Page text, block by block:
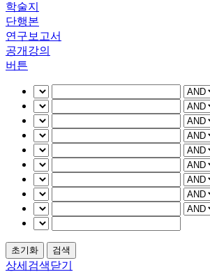
학술지
단행본
연구보고서
공개강의
버튼
상세검색닫기